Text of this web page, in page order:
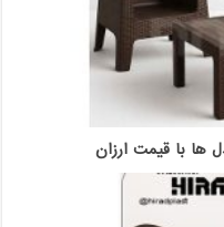
ها با قیمت ارزان